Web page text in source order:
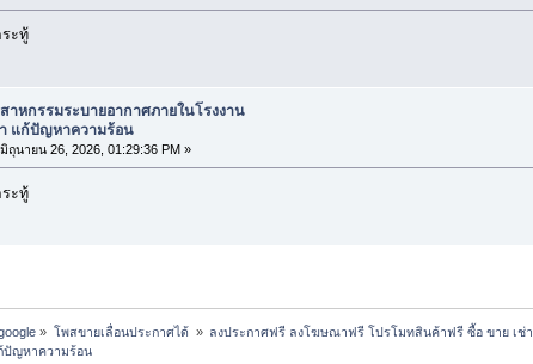
ะทู้
าหกรรมระบายอากาศภายในโรงงาน
แก้ปัญหาความร้อน
มิถุนายน 26, 2026, 01:29:36 PM »
ะทู้
» โพสขายเลื่อนประกาศได้ » ลงประกาศฟรี ลงโฆษณาฟรี โปรโมทสินค้าฟรี ซื้อ ขาย เช่า
ปัญหาความร้อน